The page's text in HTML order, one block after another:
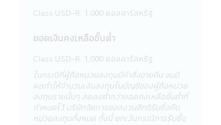
ทางภาษีที่เคยได้รับภายในกำหนดเวลา และ/
ประมวลรัษฎากร อนึ่ง ผู้ลงทุนจะต้องเก็บ
เพื่อพิสูจน์ว่าท่านได้ปฏิบัติตามเงื่อนไขของการ
ลงทุนที่กำหนดดังกล่าวอย่างครบถ้วน ทั้งนี้เพื่อ
ประโยชน์ในการยืนยันสิทธิประโยชน์ในทางภาษี
ของท่านหากถูกเรียกถามในอนาคต อนึ่ง ผู้
ลงทุนควรขอรับ และศึกษาข้อมูลในหนังสือชี้
ชวน และคู่มือการลงทุนให้เข้าใจ หรือสอบถาม
Class USD-R: 1,000 ดอลลาร์สหรัฐ
ยอดเงินคงเหลือขั้นต่ำ
Class USD-R: 1,000 ดอลลาร์สหรัฐ
ในกรณีที่ผู้ถือหน่วยลงทุนมีคำสั่งขายคืน จนมี
ผลทำให้จำนวนเงินลงทุนในบัญชีของผู้ถือหน่วย
ลงทุนรายนั้นๆ ลดลงต่ำกว่ายอดคงเหลือขั้นต่ำที่
กำหนดไว้ บริษัทจัดการขอสงวนสิทธิรับซื้อคืน
หน่วยลงทุนทั้งหมด ทั้งนี้ ยกเว้นกรณีการรับซื้อ